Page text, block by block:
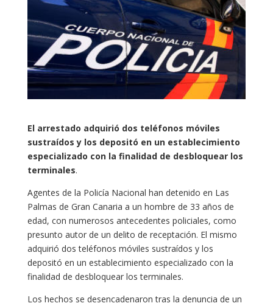
El arrestado adquirió dos teléfonos móviles
sustraídos y los depositó en un establecimiento
especializado con la finalidad de desbloquear los
terminales.
Agentes de la Policía Nacional han detenido en Las
Palmas de Gran Canaria a un hombre de 33 años de
edad, con numerosos antecedentes policiales, como
presunto autor de un delito de receptación. El mismo
adquirió dos teléfonos móviles sustraídos y los
depositó en un establecimiento especializado con la
finalidad de desbloquear los terminales.
Los hechos se desencadenaron tras la denuncia de un